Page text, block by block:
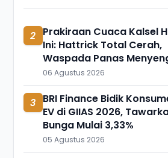
2 Prakiraan Cuaca Kalsel
Ini: Hattrick Total Cerah,
Waspada Panas
di Banjarmasin Banjarbaru
06 Agustus 2026
3 BRI Finance Bidik
EV di GIIAS 2026,
Bunga Mulai 3,33%
05 Agustus 2026